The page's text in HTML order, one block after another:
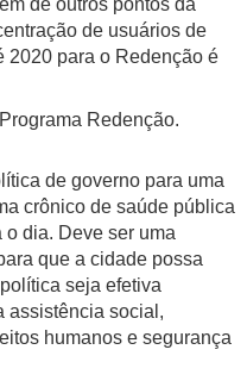
de outros pontos da
de usuários de
2020 para o Redenção é
Redenção.
de governo para uma
crônico de saúde pública
dia. Deve ser uma
que a cidade possa
seja efetiva
assistência social,
humanos e segurança